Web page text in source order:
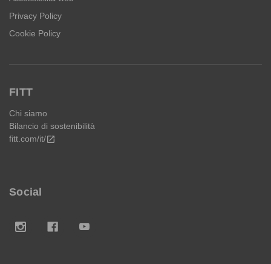
Privacy Policy
Cookie Policy
FITT
Chi siamo
Bilancio di sostenibilità
fitt.com/it/open_in_new
Social